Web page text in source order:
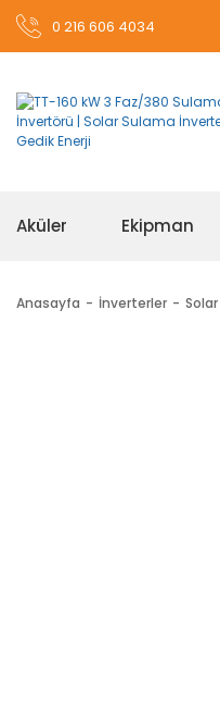
0 216 606 4034
Aküler Ekipman
Anasayfa İnverterler